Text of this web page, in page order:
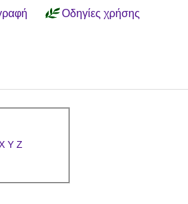
Οδηγίες χρήσης
Y Z